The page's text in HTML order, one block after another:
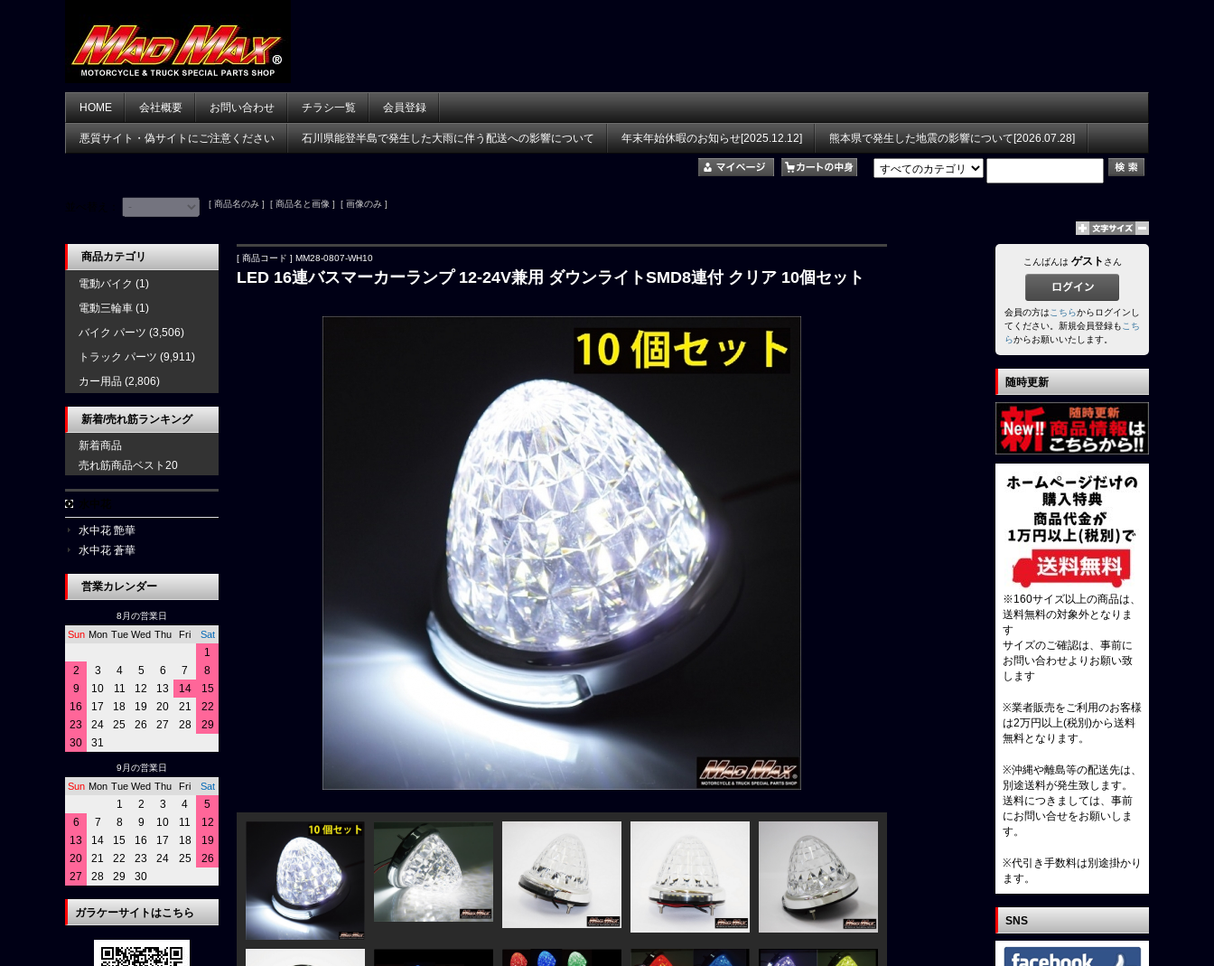
HOME 会社概要 お問い合わせ チラシ一覧 会員登録
悪質サイト・偽サイトにご注意ください 石川県能登半島で発生した大雨に伴う配送への影響について 年末年始休暇のお知らせ[2025.12.12] 熊本県で発生した地震の影響について[2026.07.28]
[ 商品名のみ ] [ 商品名と画像 ] [ 画像のみ ]
[ 商品コード ] MM28-0807-WH10
LED 16連バスマーカーランプ 12-24V兼用 ダウンライトSMD8連付 クリア 10個セット
商品カテゴリ
電動バイク (1)
電動三輪車 (1)
バイク パーツ (3,506)
トラック パーツ (9,911)
カー用品 (2,806)
新着/売れ筋ランキング
新着商品
売れ筋商品ベスト20
水中花 艶華
水中花 蒼華
営業カレンダー
8月の営業日
Sun Mon Tue Wed Thu Fri Sat
1
2
3 4 5 6 7
8
9
10 11 12 13 14
15
16
17 18 19 20 21
22
23
24 25 26 27 28
29
30
31
9月の営業日
Sun Mon Tue Wed Thu Fri Sat
1 2 3 4
5
6
7 8 9 10 11
12
13
14 15 16 17 18
19
20
21 22 23 24 25
26
27
28 29 30
ガラケーサイトはこちら
こんばんは ゲスト さん
会員の方はこちらからログインし
てください。新規会員登録もこち
らからお願いいたします。
随時更新
※160サイズ以上の商品は、
送料無料の対象外となりま
す
サイズのご確認は、事前に
お問い合わせよりお願い致
します
※業者販売をご利用のお客様
は2万円以上(税別)から送料
無料となります。
※沖縄や離島等の配送先は、
別途送料が発生致します。
送料につきましては、事前
にお問い合せをお願いしま
す。
※代引き手数料は別途掛かり
ます。
SNS